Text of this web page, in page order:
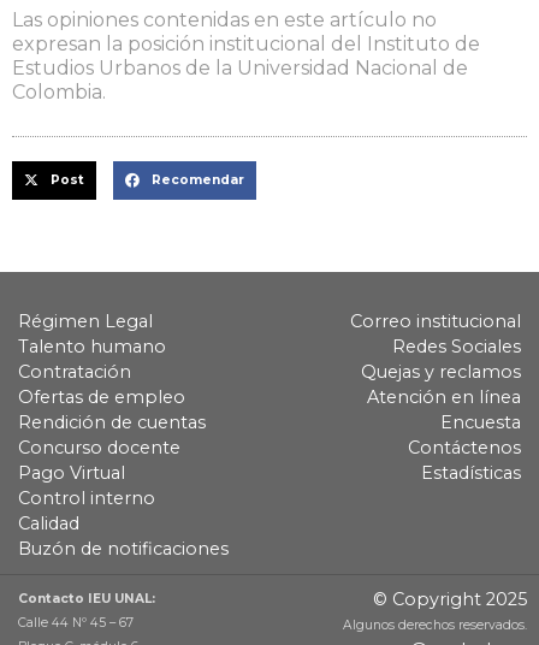
Las opiniones contenidas en este artículo no
expresan la posición institucional del Instituto de
Estudios Urbanos de la Universidad Nacional de
Colombia.
Post Recomendar
Régimen Legal
Talento humano
Contratación
Ofertas de empleo
Rendición de cuentas
Concurso docente
Pago Virtual
Control interno
Calidad
Buzón de notificaciones
Correo institucional
Redes Sociales
Quejas y reclamos
Atención en línea
Encuesta
Contáctenos
Estadísticas
Contacto IEU UNAL:
Calle 44 Nº 45 – 67
© Copyright 2025
Algunos derechos reservados.